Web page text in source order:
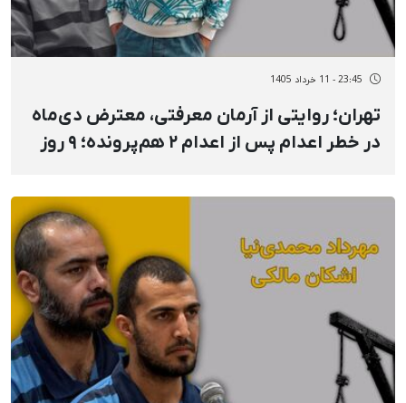
23:45 - 11 خرداد 1405
تهران؛ روایتی از آرمان معرفتی، معترض دی‌ماه
در خطر اعدام پس از اعدام ۲ هم‌پرونده؛ ۹ روز
«کشتیمش با ۳ تیر»